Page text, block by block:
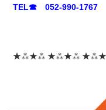
TEL☎ 052-990-1767
★⁂★⁂ ★⁂★⁂